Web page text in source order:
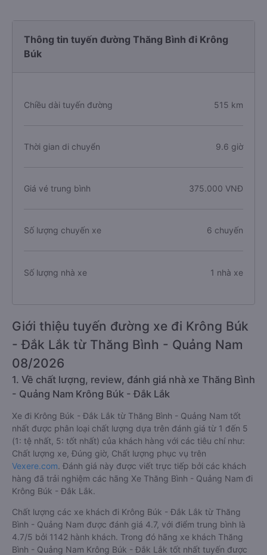
Thông tin tuyến đường Thăng Bình đi Krông
Búk
Chiều dài tuyến đường 515 km
Thời gian di chuyển 9.6 giờ
Giá vé trung bình 375.000 VNĐ
Số lượng chuyến xe 6 chuyến
Số lượng nhà xe 1 nhà xe
Giới thiệu tuyến đường xe đi Krông Búk
- Đắk Lắk từ Thăng Bình - Quảng Nam
08/2026
1. Về chất lượng, review, đánh giá nhà xe Thăng Bình
- Quảng Nam Krông Búk - Đắk Lắk
Xe đi Krông Búk - Đắk Lắk từ Thăng Bình - Quảng Nam tốt
nhất được phân loại chất lượng dựa trên đánh giá từ 1 đến 5
(1: tệ nhất, 5: tốt nhất) của khách hàng với các tiêu chí như:
Chất lượng xe, Đúng giờ, Chất lượng phục vụ trên
Vexere.com. Đánh giá này được viết trực tiếp bởi các khách
hàng đã trải nghiệm các hãng Xe Thăng Bình - Quảng Nam đi
Krông Búk - Đắk Lắk.
Chất lượng các xe khách đi Krông Búk - Đắk Lắk từ Thăng
Bình - Quảng Nam được đánh giá 4.7, với điểm trung bình là
4.7/5 bởi 1142 hành khách. Trong đó hãng xe khách Thăng
Bình - Quảng Nam Krông Búk - Đắk Lắk tốt nhất tuyến được